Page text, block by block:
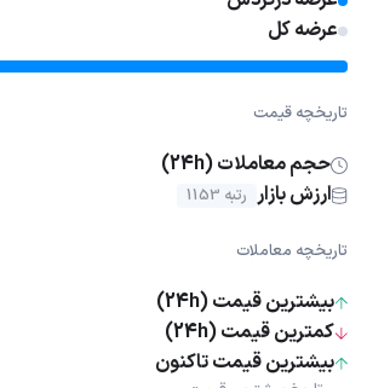
عرضه کل
تاریخچه قیمت
حجم معاملات (24h)
ارزش بازار رتبه 1153
تاریخچه معاملات
بیشترین قیمت (24h)
کمترین قیمت (24h)
بیشترین قیمت تاکنون